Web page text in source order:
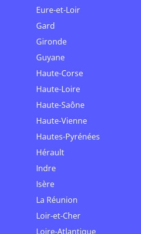
Eure-et-Loir
Gard
Gironde
Guyane
Haute-Corse
Haute-Loire
Haute-Saône
Haute-Vienne
Hautes-Pyrénées
Hérault
Indre
Isère
La Réunion
Loir-et-Cher
Loire-Atlantique